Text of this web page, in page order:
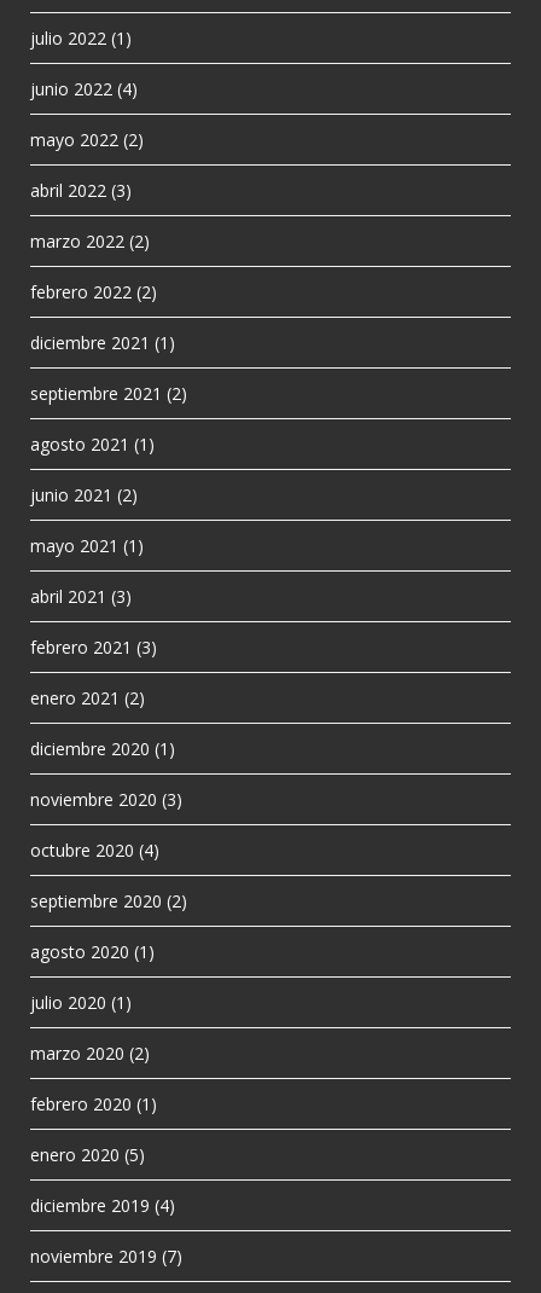
julio 2022 (1)
junio 2022 (4)
mayo 2022 (2)
abril 2022 (3)
marzo 2022 (2)
febrero 2022 (2)
diciembre 2021 (1)
septiembre 2021 (2)
agosto 2021 (1)
junio 2021 (2)
mayo 2021 (1)
abril 2021 (3)
febrero 2021 (3)
enero 2021 (2)
diciembre 2020 (1)
noviembre 2020 (3)
octubre 2020 (4)
septiembre 2020 (2)
agosto 2020 (1)
julio 2020 (1)
marzo 2020 (2)
febrero 2020 (1)
enero 2020 (5)
diciembre 2019 (4)
noviembre 2019 (7)